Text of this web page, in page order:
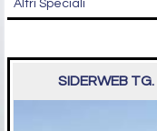
Altri Speciali
SIDERWEB